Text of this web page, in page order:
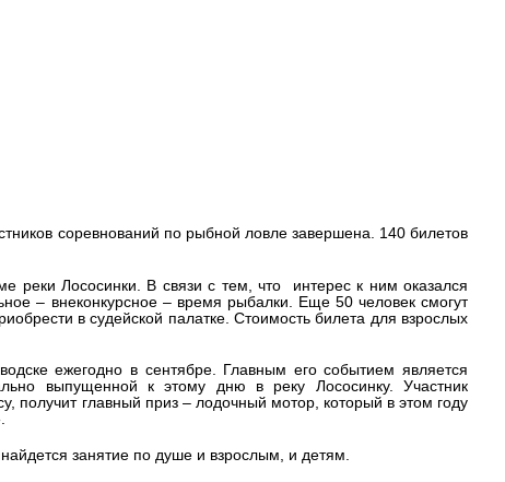
соревнований по рыбной ловле завершена. 140 билетов
реки Лососинки. В связи с тем, что интерес к ним оказался
– внеконкурсное – время рыбалки. Еще 50 человек смогут
в судейской палатке. Стоимость билета для взрослых
ежегодно в сентябре. Главным его событием является
выпущенной к этому дню в реку Лососинку. Участник
главный приз – лодочный мотор, который в этом году
занятие по душе и взрослым, и детям.